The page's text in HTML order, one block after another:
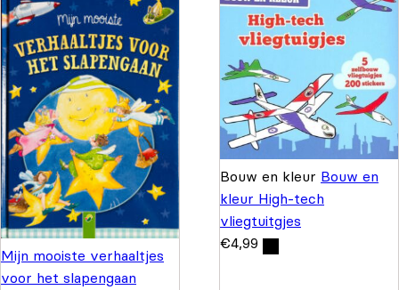
Mijn mooiste verhaaltjes
voor het slapengaan
Bouw en kleur Bouw en
kleur High-tech
vliegtuitgjes
€4,99